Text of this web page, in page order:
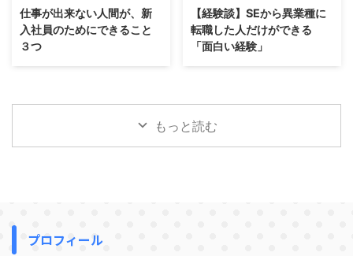
仕事が出来ない人間が、新
入社員のためにできること
３つ
【経験談】SEから異業種に
転職した人だけができる
「面白い経験」
もっと読む
プロフィール